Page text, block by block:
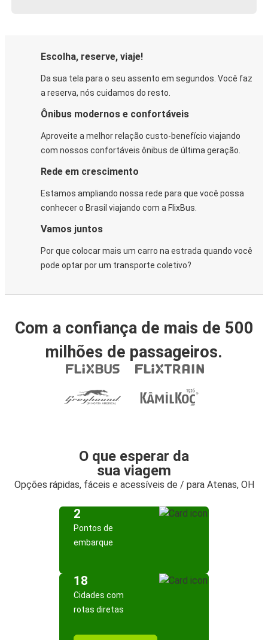
Escolha, reserve, viaje!
Da sua tela para o seu assento em segundos. Você faz
a reserva, nós cuidamos do resto.
Ônibus modernos e confortáveis
Aproveite a melhor relação custo-benefício viajando
com nossos confortáveis ônibus de última geração.
Rede em crescimento
Estamos ampliando nossa rede para que você possa
conhecer o Brasil viajando com a FlixBus.
Vamos juntos
Por que colocar mais um carro na estrada quando você
pode optar por um transporte coletivo?
Com a confiança de mais de 500
milhões de passageiros.
O que esperar da
sua viagem
Opções rápidas, fáceis e acessíveis de / para Atenas, OH
2
Pontos de
embarque
18
Cidades com
rotas diretas